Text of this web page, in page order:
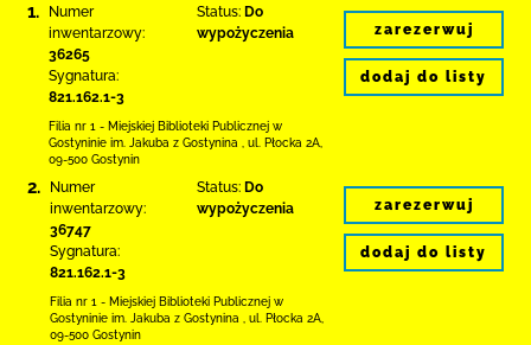
1.
Numer
inwentarzowy:
36265
Sygnatura:
821.162.1-3
Status: Do
wypożyczenia
Filia nr 1 - Miejskiej Biblioteki Publicznej w
Gostyninie im. Jakuba z Gostynina
ul. Płocka 2A
09-500 Gostynin
zarezerwuj
dodaj do listy
2.
Numer
inwentarzowy:
36747
Sygnatura:
821.162.1-3
Status: Do
wypożyczenia
Filia nr 1 - Miejskiej Biblioteki Publicznej w
Gostyninie im. Jakuba z Gostynina
ul. Płocka 2A
09-500 Gostynin
zarezerwuj
dodaj do listy